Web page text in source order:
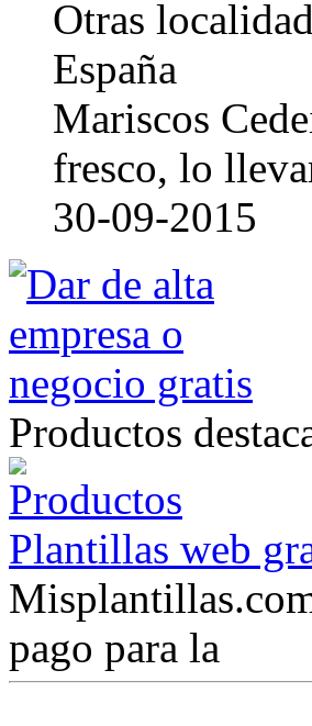
Otras
España
Mariscos
fresco, lo
30-09-2015
Productos
Plantillas web
pago para la